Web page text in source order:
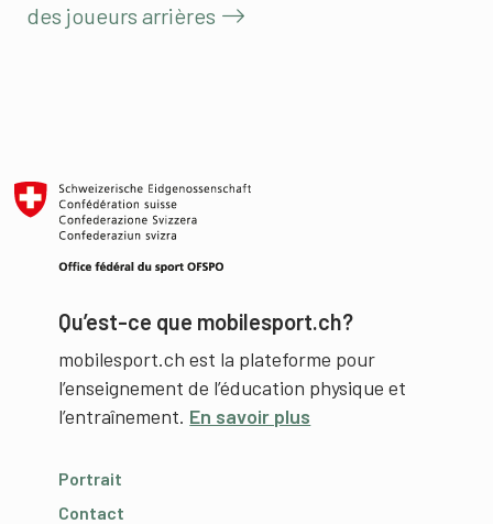
des joueurs arrières
Qu’est-ce que mobilesport.ch?
mobilesport.ch est la plateforme pour
l’enseignement de l’éducation physique et
l’entraînement. En savoir plus
Portrait
Contact